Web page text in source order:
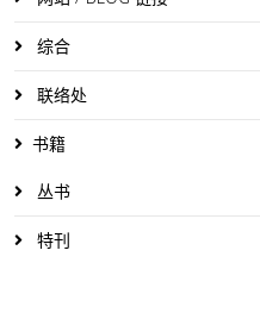
综合
联络处
书籍
丛书
特刊